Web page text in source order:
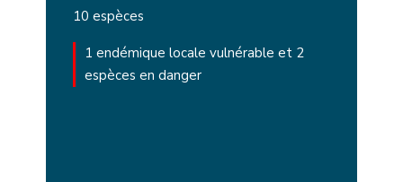
10 espèces
1 endémique locale vulnérable et 2
espèces en danger